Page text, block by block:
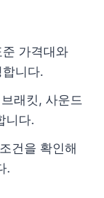
가격대와
니다.
래킷, 사운드
니다.
건을 확인해
.